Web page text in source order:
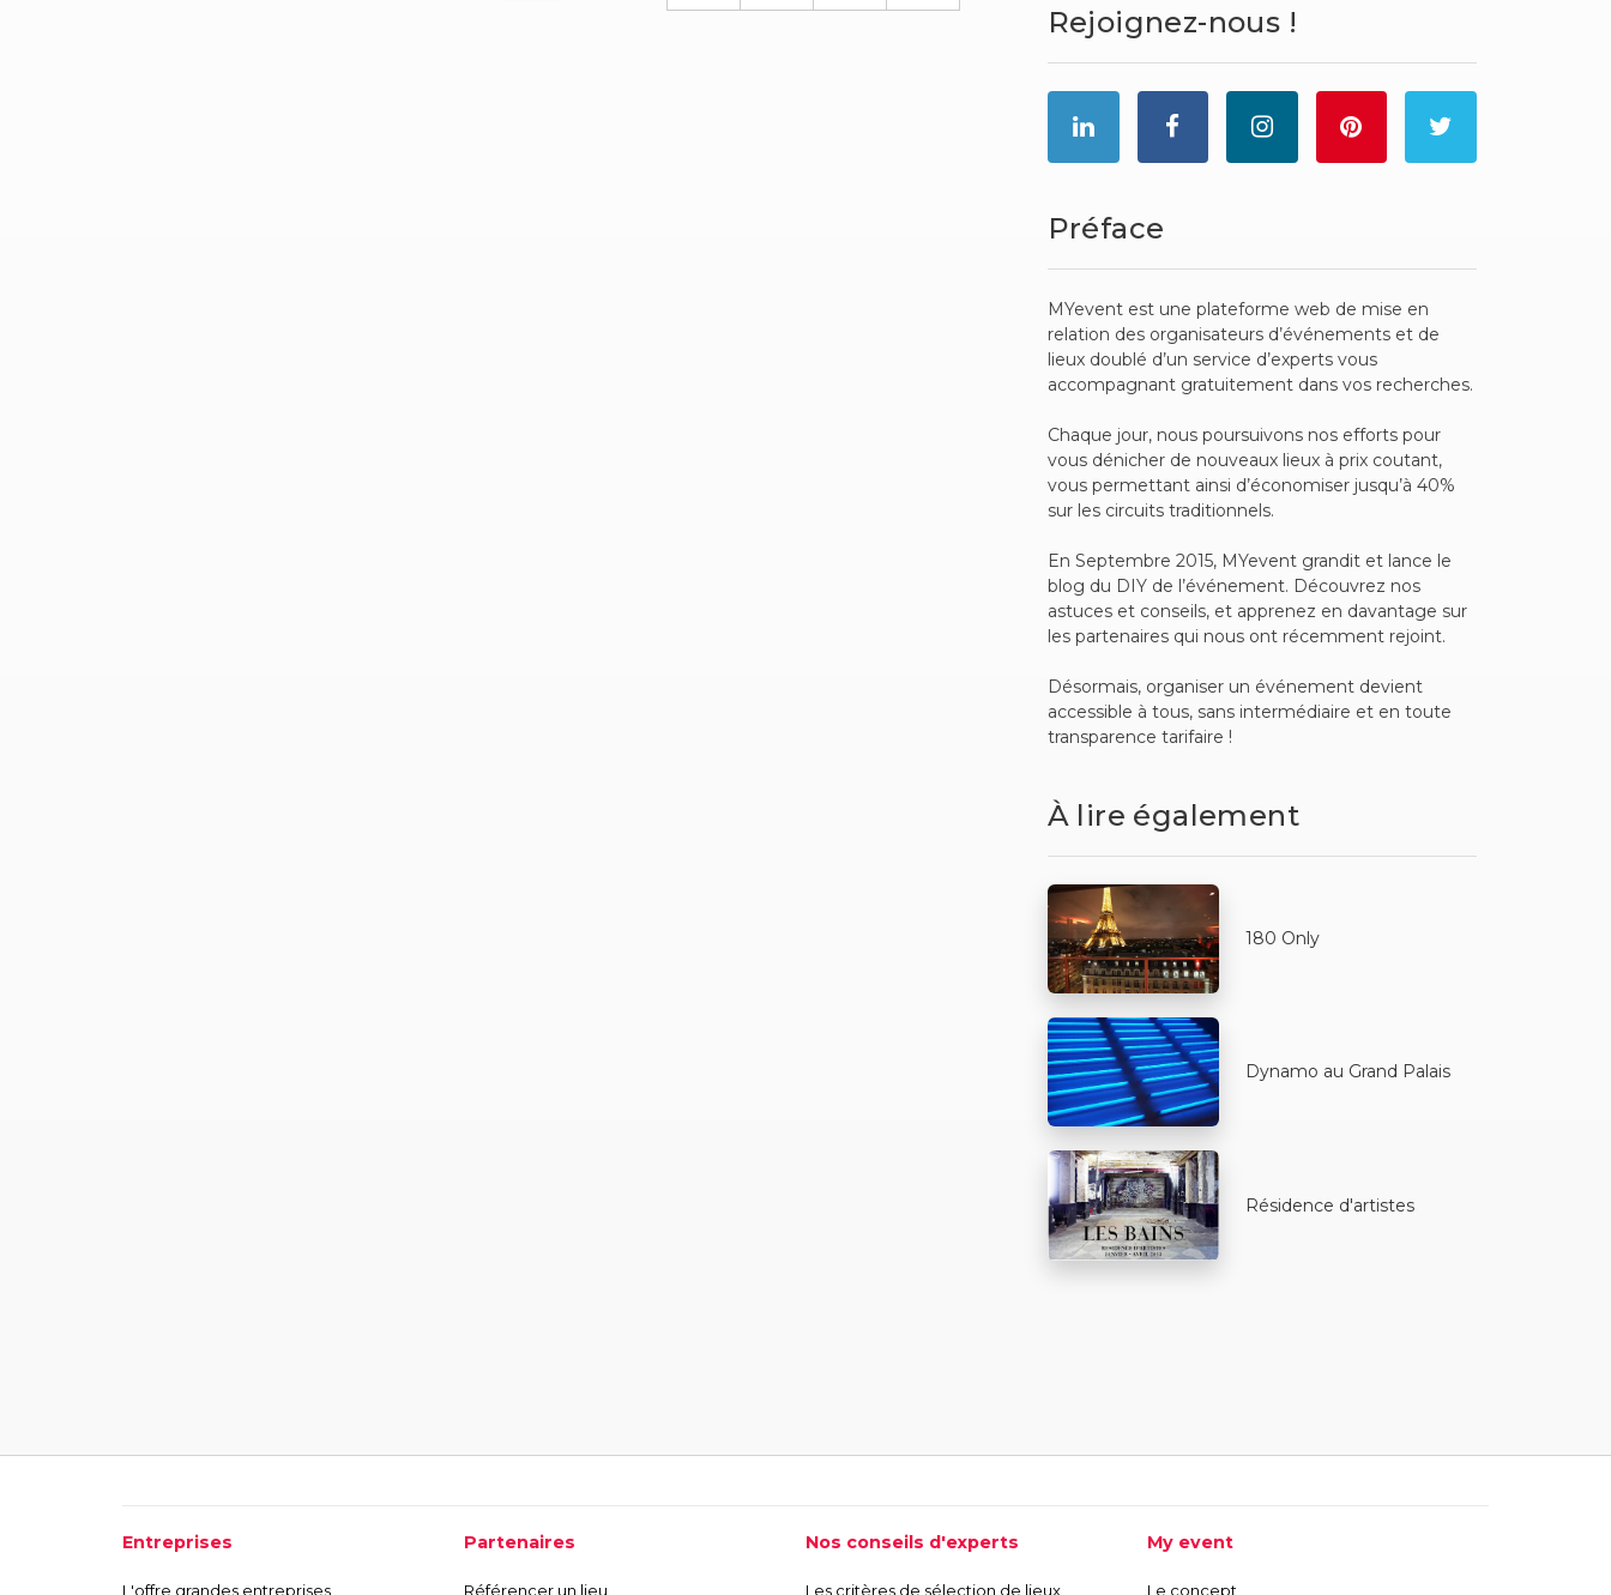
Rejoignez-nous !
Préface
MYevent est une plateforme web de mise en
relation des organisateurs d’événements et de
lieux doublé d’un service d’experts vous
accompagnant gratuitement dans vos recherches.
Chaque jour, nous poursuivons nos efforts pour
vous dénicher de nouveaux lieux à prix coutant,
vous permettant ainsi d’économiser jusqu’à 40%
sur les circuits traditionnels.
En Septembre 2015, MYevent grandit et lance le
blog du DIY de l’événement. Découvrez nos
astuces et conseils, et apprenez en davantage sur
les partenaires qui nous ont récemment rejoint.
Désormais, organiser un événement devient
accessible à tous, sans intermédiaire et en toute
transparence tarifaire !
À lire également
180 Only
Dynamo au Grand Palais
Résidence d'artistes
Entreprises
L'offre grandes entreprises
Partenaires
Référencer un lieu
Nos conseils d'experts
Les critères de sélection de lieux
My event
Le concept